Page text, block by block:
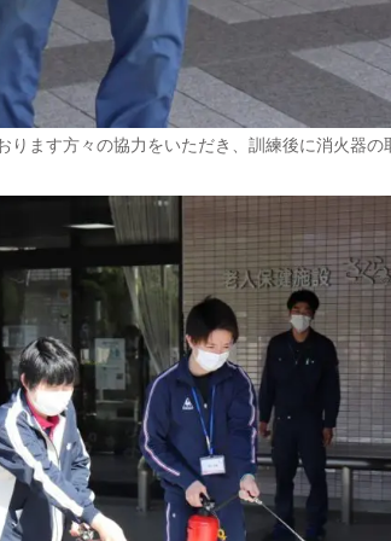
ります方々の協力をいただき、訓練後に消火器